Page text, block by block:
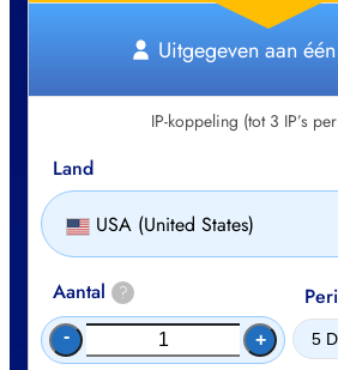
Uitgegeven aan
IP-koppeling (tot 3 IP’s
Land
USA (United States)
Aantal ?
- +